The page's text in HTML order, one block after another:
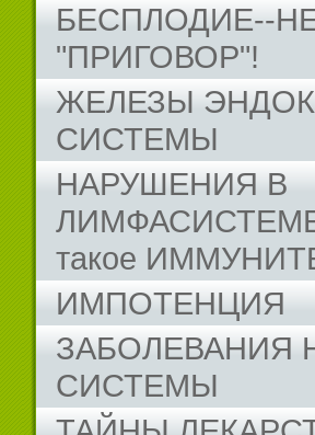
БЕСПЛОДИЕ--
"ПРИГОВОР"!
ЖЕЛЕЗЫ
СИСТЕМЫ
НАРУШЕНИЯ В
такое
ИМПОТЕНЦИЯ
ЗАБОЛЕВАНИЯ
СИСТЕМЫ